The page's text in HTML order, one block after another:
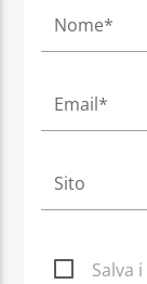
Salva